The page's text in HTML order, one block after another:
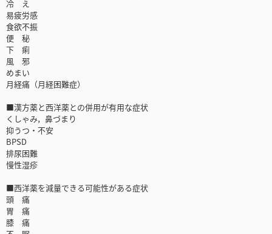
冷 え
易疲労感
食欲不振
便 秘
下 痢
風 邪
めまい
月経痛（月経困難症）
■漢方薬と西洋薬との併用が有用な症状
くしゃみ，鼻づまり
抑うつ・不安
BPSD
排尿困難
慢性湿疹
■西洋薬を減量できる可能性がある症状
頭 痛
胃 痛
膝 痛